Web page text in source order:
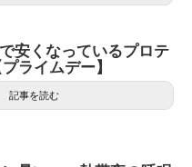
安くなっているプロテ
ライムデー】
記事を読む